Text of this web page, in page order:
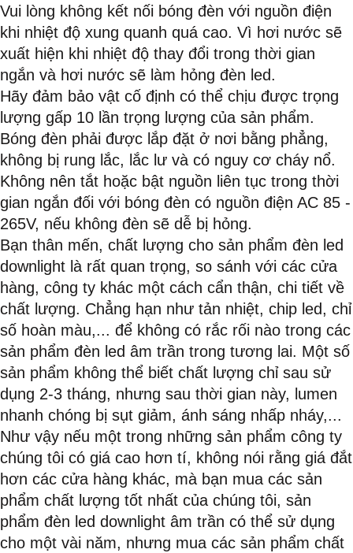
Vui lòng không kết nối bóng đèn với nguồn điện
khi nhiệt độ xung quanh quá cao. Vì hơi nước sẽ
xuất hiện khi nhiệt độ thay đổi trong thời gian
ngắn và hơi nước sẽ làm hỏng đèn led.
Hãy đảm bảo vật cố định có thể chịu được trọng
lượng gấp 10 lần trọng lượng của sản phẩm.
Bóng đèn phải được lắp đặt ở nơi bằng phẳng,
không bị rung lắc, lắc lư và có nguy cơ cháy nổ.
Không nên tắt hoặc bật nguồn liên tục trong thời
gian ngắn đối với bóng đèn có nguồn điện AC 85 -
265V, nếu không đèn sẽ dễ bị hỏng.​
Bạn thân mến, chất lượng cho sản phẩm đèn led
downlight là rất quan trọng, so sánh với các cửa
hàng, công ty khác một cách cẩn thận, chi tiết về
chất lượng. Chẳng hạn như tản nhiệt, chip led, chỉ
số hoàn màu,... để không có rắc rối nào trong các
sản phẩm đèn led âm trần trong tương lai. Một số
sản phẩm không thể biết chất lượng chỉ sau sử
dụng 2-3 tháng, nhưng sau thời gian này, lumen
nhanh chóng bị sụt giảm, ánh sáng nhấp nháy,...
Như vậy nếu một trong những sản phẩm công ty
chúng tôi có giá cao hơn tí, không nói rằng giá đắt
hơn các cửa hàng khác, mà bạn mua các sản
phẩm chất lượng tốt nhất của chúng tôi, sản
phẩm đèn led downlight âm trần có thể sử dụng
cho một vài năm, nhưng mua các sản phẩm chất